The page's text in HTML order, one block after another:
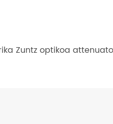
Zuntz optikoa